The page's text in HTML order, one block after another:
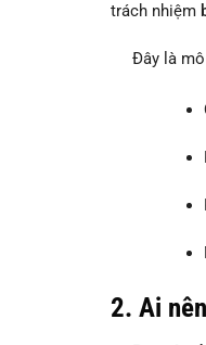
trách nhiệm
Đây là mô
2. Ai